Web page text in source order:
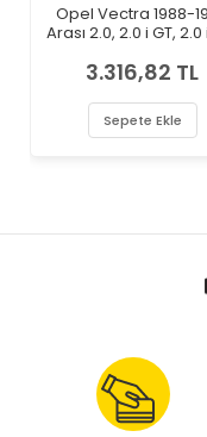
Opel Vectra 1988-
Arası 2.0, 2.0 i GT, 2.0
Fren Diski
3.316,82 TL
Sepete Ekle